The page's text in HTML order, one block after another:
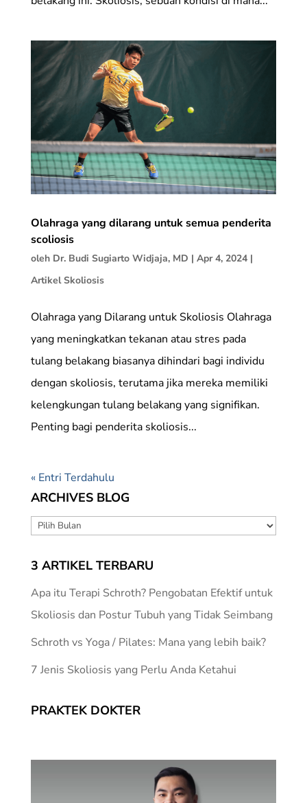
Olahraga yang dilarang untuk semua penderita
scoliosis
oleh Dr. Budi Sugiarto Widjaja, MD | Apr 4, 2024|
Artikel Skoliosis
Olahraga yang Dilarang untuk Skoliosis Olahraga
yang meningkatkan tekanan atau stres pada
tulang belakang biasanya dihindari bagi individu
dengan skoliosis, terutama jika mereka memiliki
kelengkungan tulang belakang yang signifikan.
Penting bagi penderita skoliosis...
« Entri Terdahulu
ARCHIVES BLOG
ARCHIVES
3 ARTIKEL TERBARU
Apa itu Terapi Schroth? Pengobatan Efektif untuk
Skoliosis dan Postur Tubuh yang Tidak Seimbang
Schroth vs Yoga / Pilates: Mana yang lebih baik?
7 Jenis Skoliosis yang Perlu Anda Ketahui
PRAKTEK DOKTER